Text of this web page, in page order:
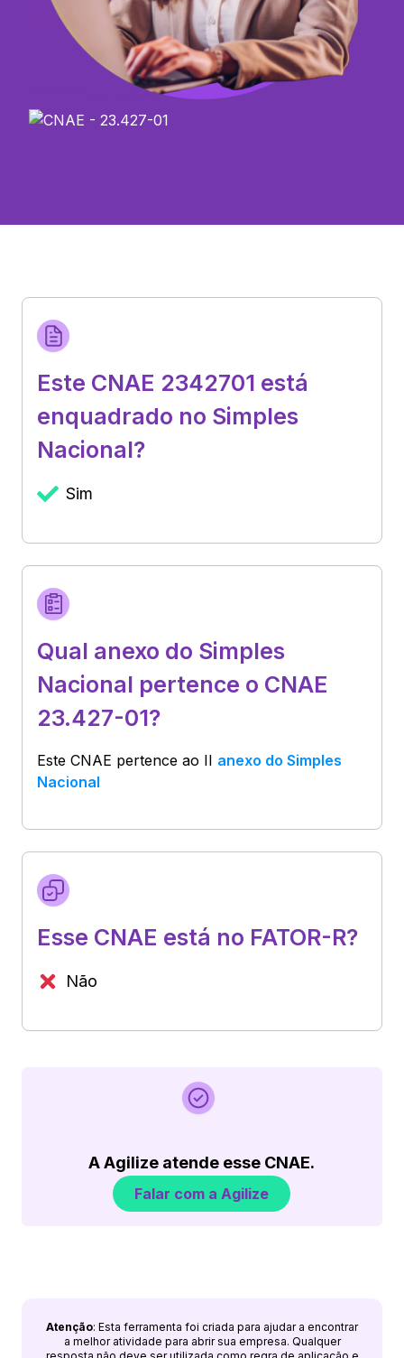
Este CNAE 2342701 está
enquadrado no Simples
Nacional?
Sim
Qual anexo do Simples
Nacional pertence o CNAE
23.427-01?
Este CNAE pertence ao II anexo do Simples
Nacional
Esse CNAE está no FATOR-R?
Não
A Agilize atende esse CNAE.
Falar com a Agilize
Atenção: Esta ferramenta foi criada para ajudar a encontrar
a melhor atividade para abrir sua empresa. Qualquer